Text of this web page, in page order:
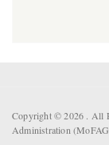
Copyright © 2026 . All
Administration